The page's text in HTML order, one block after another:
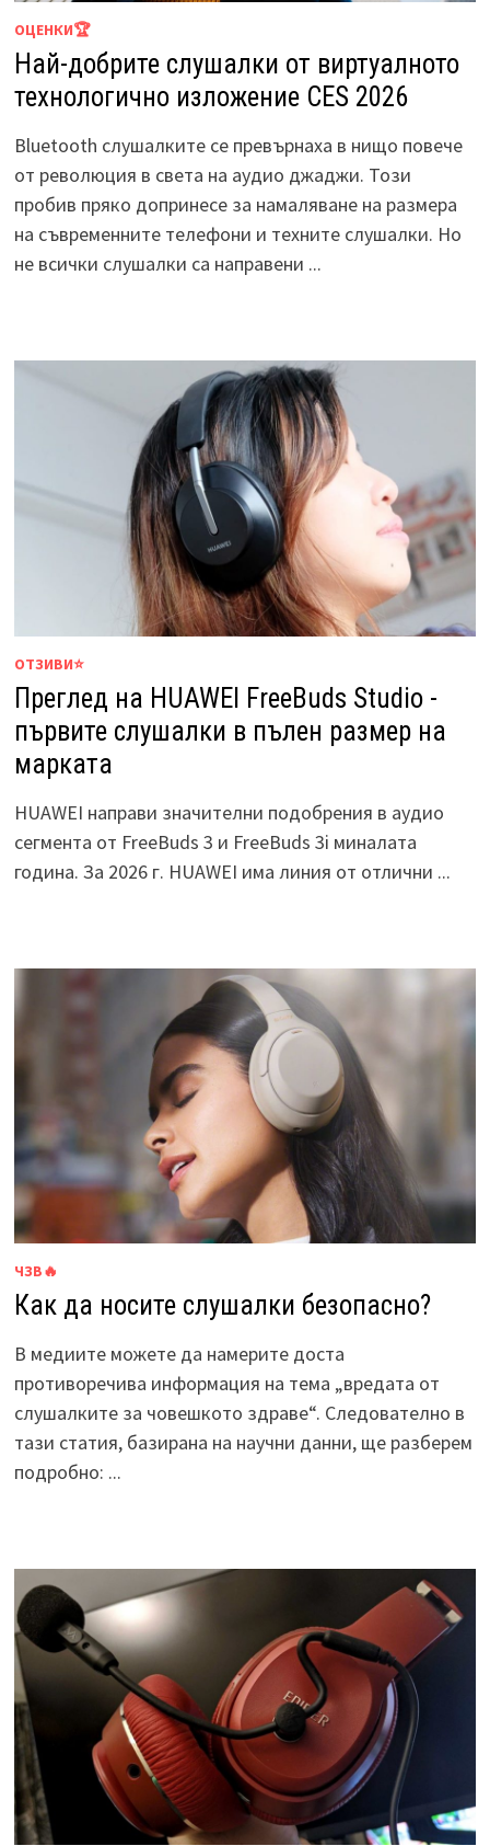
ОЦЕНКИ🏆
Най-добрите слушалки от виртуалното
технологично изложение CES 2026
Bluetooth слушалките се превърнаха в нищо повече
от революция в света на аудио джаджи. Този
пробив пряко допринесе за намаляване на размера
на съвременните телефони и техните слушалки. Но
не всички слушалки са направени ...
ОТЗИВИ⭐
Преглед на HUAWEI FreeBuds Studio -
първите слушалки в пълен размер на
марката
HUAWEI направи значителни подобрения в аудио
сегмента от FreeBuds 3 и FreeBuds 3i миналата
година. За 2026 г. HUAWEI има линия от отлични ...
ЧЗВ🔥
Как да носите слушалки безопасно?
В медиите можете да намерите доста
противоречива информация на тема „вредата от
слушалките за човешкото здраве“. Следователно в
тази статия, базирана на научни данни, ще разберем
подробно: ...